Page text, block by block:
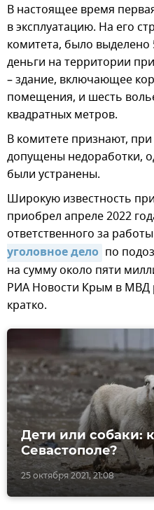
В настоящее время
в эксплуатацию. На его
комитета, было выделено
деньги на территории
– здание, включающее
помещения, и шесть
квадратных метров.
В комитете признают,
допущены недоработки,
были устранены.
Широкую известность
приобрел апреле 2022
ответственного за
уголовное дело по
на сумму около пяти
РИА Новости Крым в МВД
кратко.
25 октября 2021, 21:08
Дети или собаки:
Севастополе?